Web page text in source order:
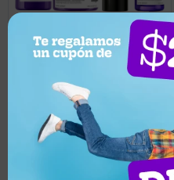
UYU 7.860
UYU7.074
Pack L'oréal Prof Keratin
Alpha Sleek completo de 4
pasos
Llega en 2 horas